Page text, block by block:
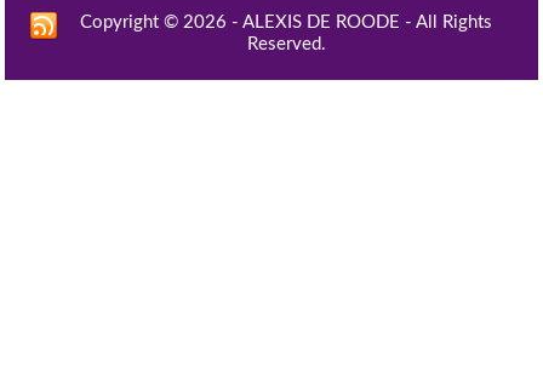
Copyright © 2026 - ALEXIS DE ROODE - All Rights
Reserved.